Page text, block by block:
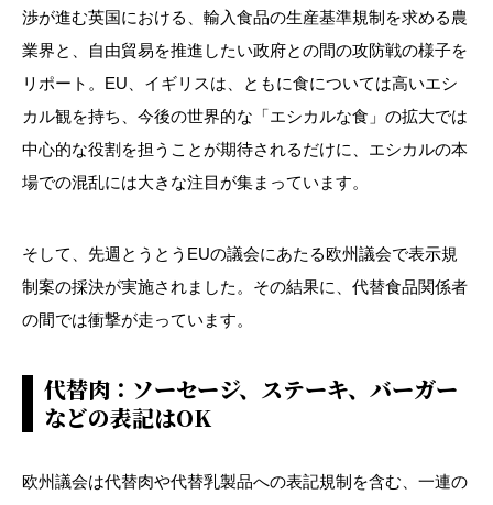
渉が進む英国における、輸入食品の生産基準規制を求める農
業界と、自由貿易を推進したい政府との間の攻防戦の様子を
リポート。 EU 、イギリスは、ともに食については高いエシ
カル観を持ち、今後の世界的な「エシカルな食」の拡大では
中心的な役割を担うことが期待されるだけに、エシカルの本
場での混乱には大きな注目が集まっています。
そして、先週とうとう EUの議会にあたる欧州議会で表示規
制案の採決が実施されました。その結果に、代替食品関係者
の間では衝撃が走っています。
代替肉：ソーセージ、ステーキ、バーガー
などの表記はOK
欧州議会は代替肉や代替乳製品への表記規制を含む、一連の